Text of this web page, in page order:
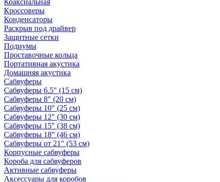
Коаксиальная
Кроссоверы
Конденсаторы
Раскрыв под драйвер
Защитные сетки
Подиумы
Проставочные кольца
Портативная акустика
Домашняя акустика
Сабвуферы
Сабвуферы 6.5" (15 см)
Сабвуферы 8" (20 см)
Сабвуферы 10" (25 см)
Сабвуферы 12" (30 см)
Сабвуферы 15" (38 см)
Сабвуферы 18" (46 см)
Сабвуферы от 21" (53 см)
Корпусные сабвуферы
Короба для сабвуферов
Активные сабвуферы
Аксессуары для коробов